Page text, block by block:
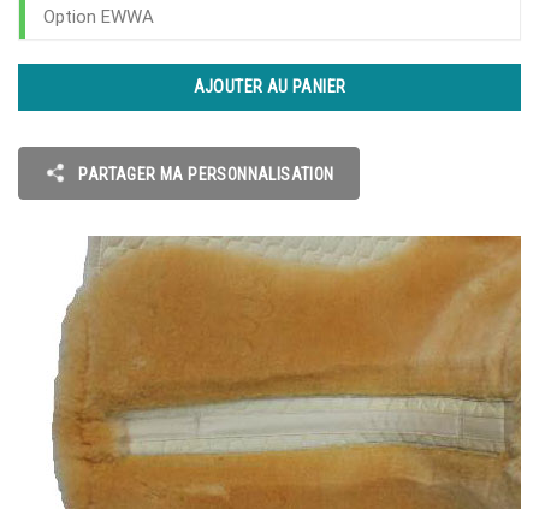
Option EWWA
AJOUTER AU PANIER
PARTAGER MA PERSONNALISATION